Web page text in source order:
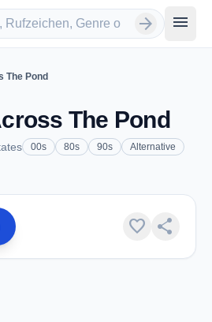
arrow_forward menu
The Pond
The Pond
00s 80s 90s Alternative
favorite share